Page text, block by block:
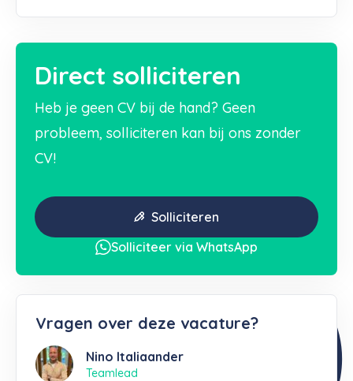
Direct solliciteren
Heb je geen CV bij de hand? Geen
probleem, solliciteren kan bij ons zonder
CV!
Solliciteren
Solliciteer via WhatsApp
Vragen over deze vacature?
Nino Italiaander
Teamlead